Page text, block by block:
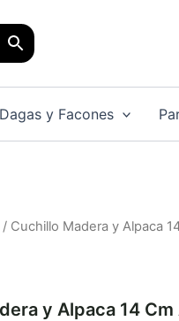
Dagas y Facones
/ Cuchillo Madera y Alpaca
y Alpaca 14